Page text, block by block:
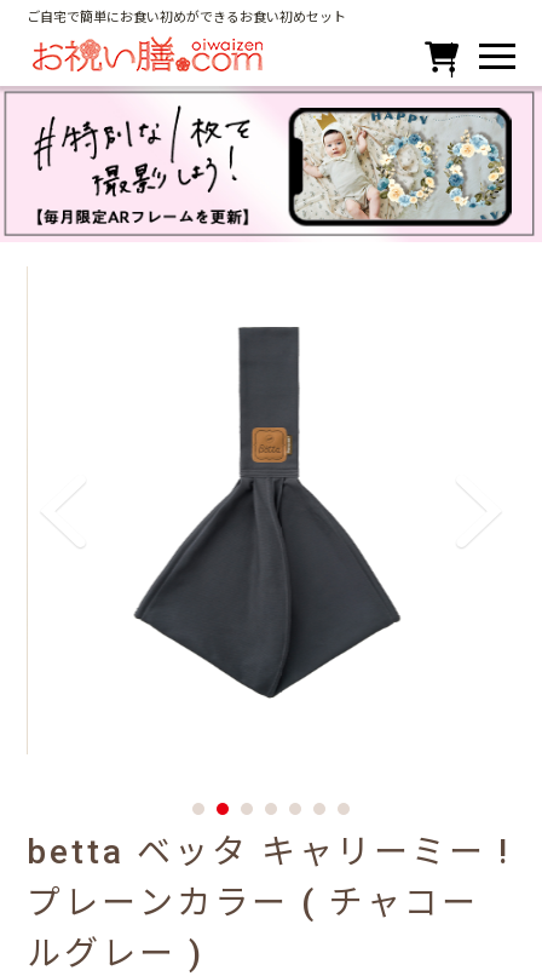
ご自宅で簡単にお食い初めができるお食い初めセット

betta ベッタ キャリーミー !
プレーンカラー ( チャコー
ルグレー )